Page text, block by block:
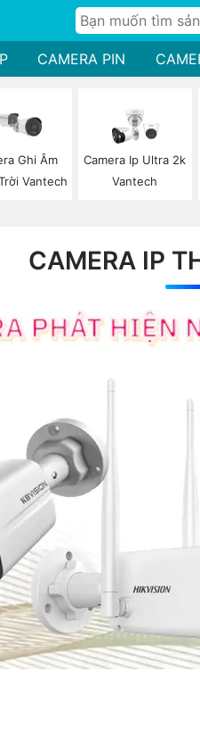
CAMERA PIN
Ghi Âm
Vantech
Camera Ip Ultra 2k
Vantech
CAMERA IP